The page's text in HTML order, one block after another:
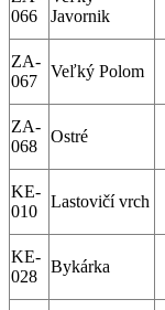
066
Javornik
ZA-
067
Veľký Polom
ZA-
068
Ostré
KE-
010
Lastovičí vrch
KE-
028
Bykárka